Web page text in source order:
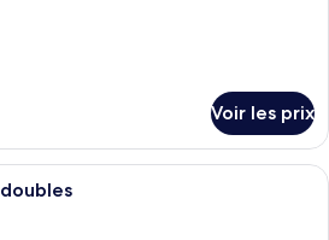
Voir les prix
Une chambre avec deux lits, un